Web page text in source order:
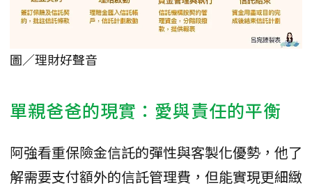
圖／理財好聲音
單親爸爸的現實：愛與責任的平衡
阿強看重保險金信託的彈性與客製化優勢，他了
解需要支付額外的信託管理費，但能實現更細緻